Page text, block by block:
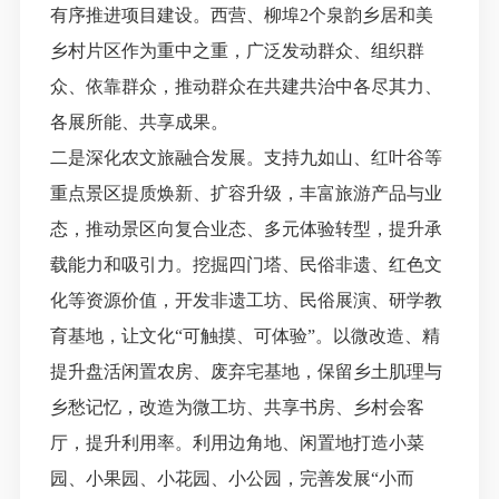
有序推进项目建设。西营、柳埠2个泉韵乡居和美
乡村片区作为重中之重，广泛发动群众、组织群
众、依靠群众，推动群众在共建共治中各尽其力、
各展所能、共享成果。
二是深化农文旅融合发展。 支持九如山、红叶谷等
重点景区提质焕新、扩容升级，丰富旅游产品与业
态，推动景区向复合业态、多元体验转型，提升承
载能力和吸引力。挖掘四门塔、民俗非遗、红色文
化等资源价值，开发非遗工坊、民俗展演、研学教
育基地，让文化“可触摸、可体验”。以微改造、精
提升盘活闲置农房、废弃宅基地，保留乡土肌理与
乡愁记忆，改造为微工坊、共享书房、乡村会客
厅，提升利用率。利用边角地、闲置地打造小菜
园、小果园、小花园、小公园，完善发展“小而